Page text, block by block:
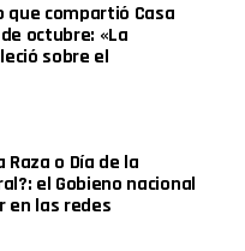
que compartió Casa
octubre: «La
sobre el
Raza o Día de la
el Gobieno nacional
en las redes